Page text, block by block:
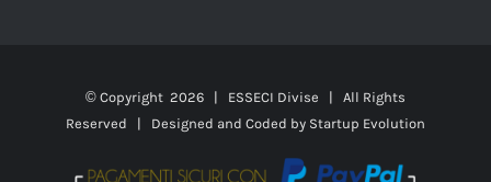
© Copyright 2026 | ESSECI Divise | All Rights
Reserved | Designed and Coded by Startup Evolution